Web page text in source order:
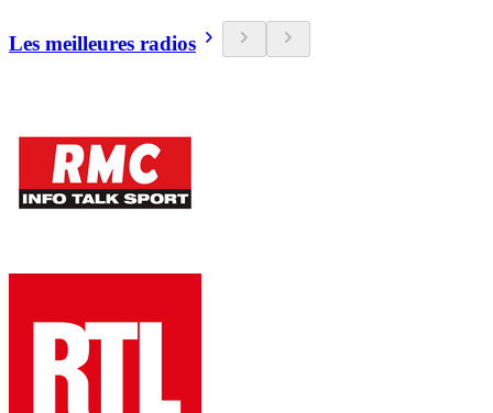
Les meilleures radios